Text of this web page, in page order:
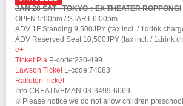
JAN 28 SAT - TOKYO：EX THEATER ROPPONGI
OPEN 5:00pm / START 6:00pm
ADV 1F Standing 9,500JPY (tax incl. / 1drink
ADV Reserved Seat 10,500JPY (tax incl. / 1drink
e+
Ticket Pia P-code:230-499
Lawson TicketL-code:74083
Rakuten Ticket
Info:CREATIVEMAN 03-3499-6669
※Please notice we do not allow children